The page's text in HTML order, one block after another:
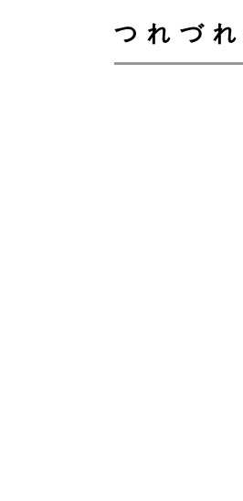
つれづ